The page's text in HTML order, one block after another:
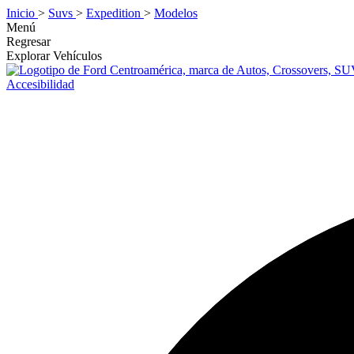
Inicio > Suvs > Expedition > Modelos
Menú
Regresar
Explorar Vehículos
Accesibilidad